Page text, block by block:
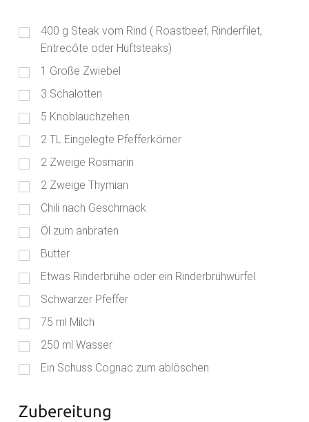
400 g Steak vom Rind ( Roastbeef, Rinderfilet,
Entrecôte oder Hüftsteaks)
1 Große Zwiebel
3 Schalotten
5 Knoblauchzehen
2 TL Eingelegte Pfefferkörner
2 Zweige Rosmarin
2 Zweige Thymian
Chili nach Geschmack
Öl zum anbraten
Butter
Etwas Rinderbrühe oder ein Rinderbrühwürfel
Schwarzer Pfeffer
75 ml Milch
250 ml Wasser
Ein Schuss Cognac zum ablöschen
Zubereitung